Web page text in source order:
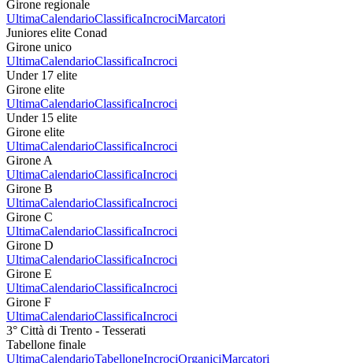
Girone regionale
UltimaCalendarioClassificaIncrociMarcatori
Juniores elite Conad
Girone unico
UltimaCalendarioClassificaIncroci
Under 17 elite
Girone elite
UltimaCalendarioClassificaIncroci
Under 15 elite
Girone elite
UltimaCalendarioClassificaIncroci
Girone A
UltimaCalendarioClassificaIncroci
Girone B
UltimaCalendarioClassificaIncroci
Girone C
UltimaCalendarioClassificaIncroci
Girone D
UltimaCalendarioClassificaIncroci
Girone E
UltimaCalendarioClassificaIncroci
Girone F
UltimaCalendarioClassificaIncroci
3° Città di Trento - Tesserati
Tabellone finale
UltimaCalendarioTabelloneIncrociOrganiciMarcatori